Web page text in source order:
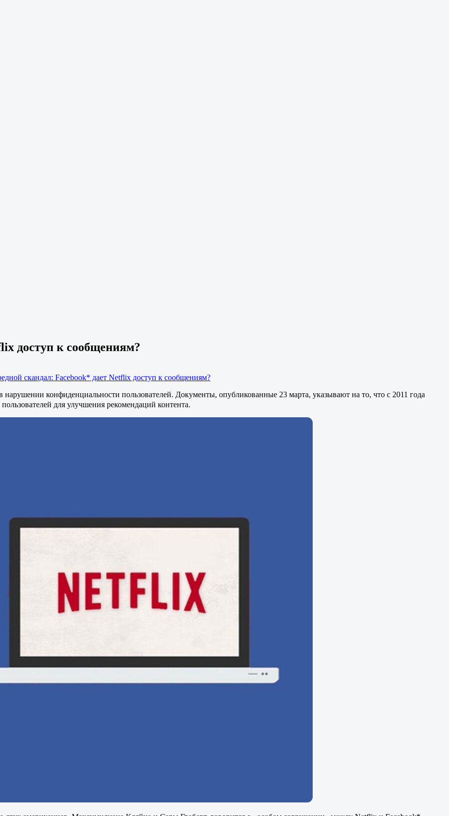
доступ к сообщениям?
скандал: Facebook* дает Netflix доступ к сообщениям?
конфиденциальности пользователей. Документы, опубликованные 23 марта, указывают на то, что с 2011 года
для улучшения рекомендаций контента.